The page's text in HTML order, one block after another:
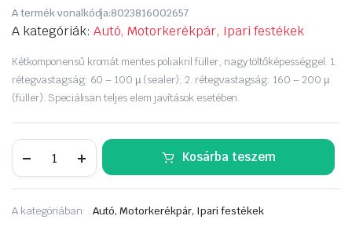
A termék vonalkódja:8023816002657
A kategóriák: Autó, Motorkerékpár, Ipari festékek
Kétkomponensű kromát mentes poliakril füller, nagy töltőképességgel. 1.
rétegvastagság: 60 – 100 µ (sealer); 2. rétegvastagság: 160 – 200 µ
(füller). Speciálisan teljes elem javítások esetében.
TI
filler
Kosárba teszem
A kategóriában: Autó, Motorkerékpár, Ipari festékek